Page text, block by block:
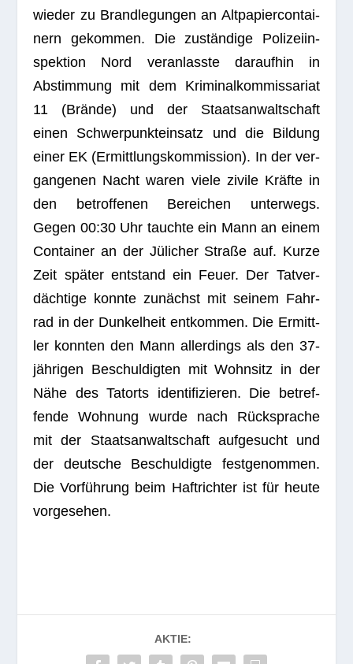
wie­der zu Brand­le­gun­gen an Alt­pa­pier­con­tai­
nern gekom­men. Die zustän­dige Poli­zei­in­
spek­tion Nord ver­an­lasste dar­auf­hin in
Abstim­mung mit dem Kri­mi­nal­kom­mis­sa­riat
11 (Brände) und der Staats­an­walt­schaft
einen Schwer­punkt­ein­satz und die Bil­dung
einer EK (Ermitt­lungs­kom­mis­sion). In der ver­
gan­ge­nen Nacht waren viele zivile Kräfte in
den betrof­fe­nen Berei­chen unter­wegs.
Gegen 00:30 Uhr tauchte ein Mann an einem
Con­tai­ner an der Jüli­cher Straße auf. Kurze
Zeit spä­ter ent­stand ein Feuer. Der Tat­ver­
däch­tige konnte zunächst mit sei­nem Fahr­
rad in der Dun­kel­heit ent­kom­men. Die Ermitt­
ler konn­ten den Mann aller­dings als den 37-
jäh­ri­gen Beschul­dig­ten mit Wohn­sitz in der
Nähe des Tat­orts iden­ti­fi­zie­ren. Die betref­
fende Woh­nung wurde nach Rück­spra­che
mit der Staats­an­walt­schaft auf­ge­sucht und
der deut­sche Beschul­digte fest­ge­nom­men.
Die Vor­füh­rung beim Haft­rich­ter ist für heute
vorgesehen.
AKTIE: